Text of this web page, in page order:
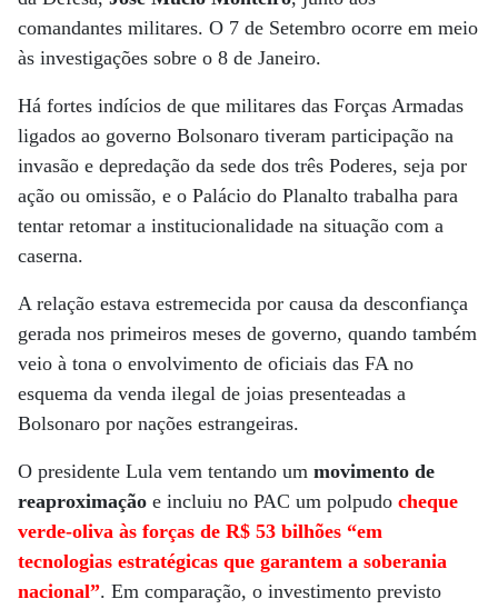
comandantes militares. O 7 de Setembro ocorre em meio
às investigações sobre o 8 de Janeiro.
Há fortes indícios de que militares das Forças Armadas
ligados ao governo Bolsonaro tiveram participação na
invasão e depredação da sede dos três Poderes, seja por
ação ou omissão, e o Palácio do Planalto trabalha para
tentar retomar a institucionalidade na situação com a
caserna.
A relação estava estremecida por causa da desconfiança
gerada nos primeiros meses de governo, quando também
veio à tona o envolvimento de oficiais das FA no
esquema da venda ilegal de joias presenteadas a
Bolsonaro por nações estrangeiras.
O presidente Lula vem tentando um movimento de
reaproximação e incluiu no PAC um polpudo cheque
verde-oliva às forças de R$ 53 bilhões “em
tecnologias estratégicas que garantem a soberania
nacional”. Em comparação, o investimento previsto